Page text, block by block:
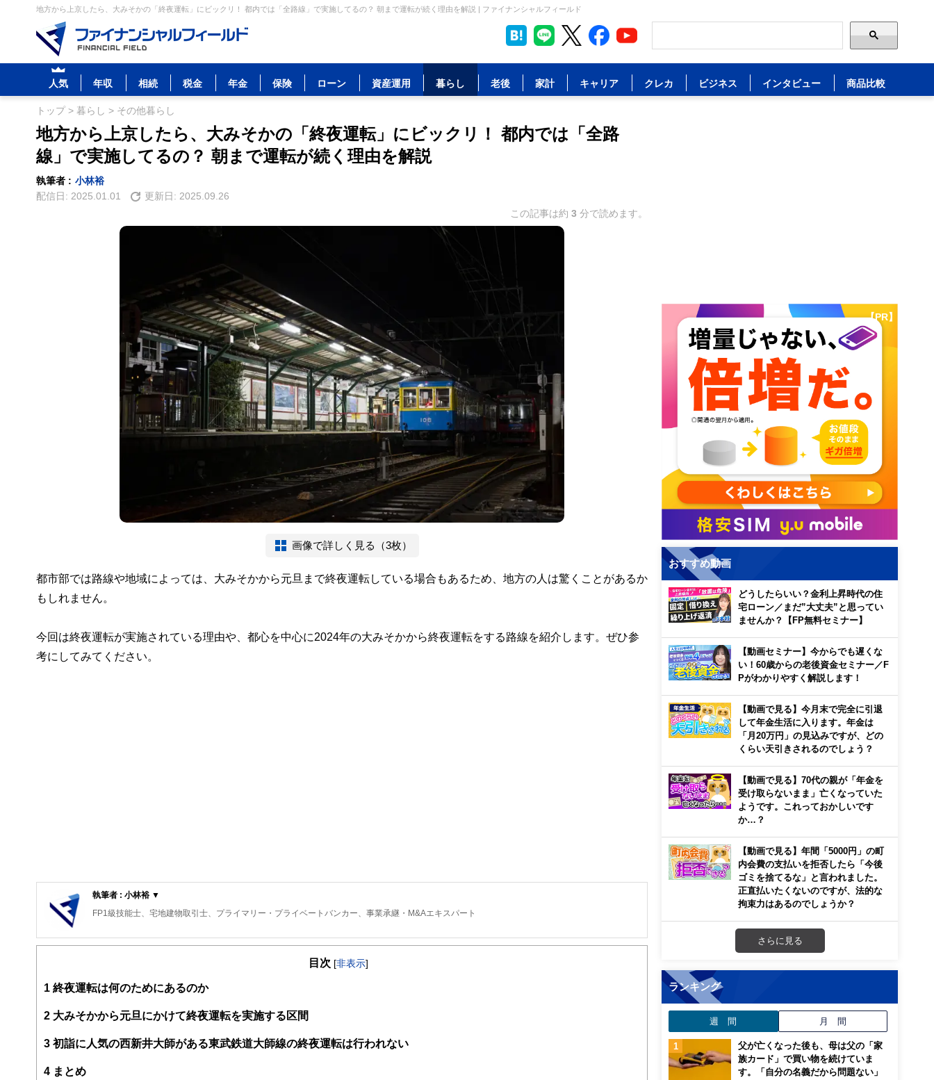
地方から上京したら、大みそかの「終夜運転」にビックリ！ 都内では「全路線」で実施してるの？ 朝まで運転が続く理由を解説 | ファイナンシャルフィールド
人気 年収 相続 税金 年金 保険 ローン 資産運用 暮らし 老後 家計 キャリア クレカ ビジネス インタビュー 商品比較
トップ> 暮らし > その他暮らし
地方から上京したら、大みそかの「終夜運転」にビックリ！ 都内では「全路
線」で実施してるの？ 朝まで運転が続く理由を解説
執筆者 : 小林裕
配信日: 2025.01.01 更新日: 2025.09.26
この記事は約 3 分で読めます。
画像で詳しく見る（3枚）
都市部では路線や地域によっては、大みそかから元旦まで終夜運転している場合もあるため、地方の人は驚くことがあるか
もしれません。
今回は終夜運転が実施されている理由や、都心を中心に2024年の大みそかから終夜運転をする路線を紹介します。ぜひ参
考にしてみてください。
執筆者 : 小林裕 ▼
FP1級技能士、宅地建物取引士、プライマリー・プライベートバンカー、事業承継・M&Aエキスパート
目次 [非表示]
1 終夜運転は何のためにあるのか
2 大みそかから元旦にかけて終夜運転を実施する区間
3 初詣に人気の西新井大師がある東武鉄道大師線の終夜運転は行われない
4 まとめ
【PR】
おすすめ動画
どうしたらいい？金利上昇時代の住
宅ローン／まだ”大丈夫”と思ってい
ませんか？【FP無料セミナー】
【動画セミナー】今からでも遅くな
い！60歳からの老後資金セミナー／F
Pがわかりやすく解説します！
【動画で見る】今月末で完全に引退
して年金生活に入ります。年金は
「月20万円」の見込みですが、どの
くらい天引きされるのでしょう？
【動画で見る】70代の親が「年金を
受け取らないまま」亡くなっていた
ようです。これっておかしいです
か…？
【動画で見る】年間「5000円」の町
内会費の支払いを拒否したら「今後
ゴミを捨てるな」と言われました。
正直払いたくないのですが、法的な
拘束力はあるのでしょうか？
さらに見る
ランキング
週 間 月 間
父が亡くなった後も、母は父の「家
族カード」で買い物を続けていま
す。「自分の名義だから問題ない」